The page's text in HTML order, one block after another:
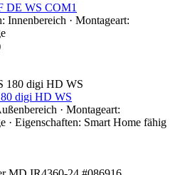
DE WS COM1
Innenbereich · Montageart:
digi HD WS
· Montageart:
· Eigenschaften: Smart Home fähig